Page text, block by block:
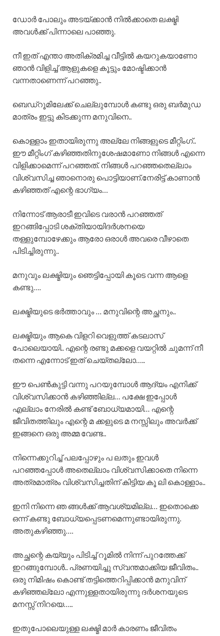
ഡോർ പോലും അടയ്ക്കാൻ നിൽക്കാതെ ലക്ഷ്മി
അവൾക്ക് പിന്നാലെ പാഞ്ഞു.
നീ ഇത് എന്താ അതിക്രമിച്ച വീട്ടിൽ കയറുകയാണോ
ഞാൻ വിളിച്ച് ആളുകളെ കൂട്ടും മോഷ്ടിക്കാൻ
വന്നതാണെന്ന് പറഞ്ഞു..
ബെഡ്റൂമിലേക്ക് ചെല്ലുമ്പോൾ കണ്ടു ഒരു ബർമുഡ
മാത്രം ഇട്ടു കിടക്കുന്ന മനുവിനെ..
കൊള്ളാം ഇതായിരുന്നു അല്ലേ നിങ്ങളുടെ മീറ്റിംഗ്..
ഈ മീറ്റിംഗ് കഴിഞ്ഞതിനുശേഷമാണോ നിങ്ങൾ എന്നെ
വിളിക്കാമെന്ന് പറഞ്ഞത്. നിങ്ങൾ പറഞ്ഞതെല്ലാം
വിശ്വസിച്ച ഞാനൊരു പൊട്ടിയാണ്.നേരിട്ട് കാണാൻ
കഴിഞ്ഞത് എന്റെ ഭാഗ്യം…
നിന്നോട് ആരാടീ ഇവിടെ വരാൻ പറഞ്ഞത്
ഇറങ്ങിപ്പോടി ശക്തിയായിദർശനയെ
തള്ളുമ്പോഴേക്കും ആരോ ഒരാൾ അവരെ വീഴാതെ
പിടിച്ചിരുന്നു..
മനുവും ലക്ഷ്മിയും ഞെട്ടിപ്പോയി കൂടെ വന്ന ആളെ
കണ്ടു….
ലക്ഷ്മിയുടെ ഭർത്താവും … മനുവിന്റെ അച്ഛനും..
ലക്ഷ്മിയും ആകെ വിളറി വെളുത്ത് കടലാസ്
പോലെയായി.. എന്റെ രണ്ടു മക്കളെ വയറ്റിൽ ചുമന്ന് നീ
തന്നെ എന്നോട് ഇത് ചെയ്തല്ലോ…..
ഈ പെൺകുട്ടി വന്നു പറയുമ്പോൾ ആദ്യം എനിക്ക്
വിശ്വസിക്കാൻ കഴിഞ്ഞില്ല… പക്ഷേ ഇപ്പോൾ
എല്ലാം നേരിൽ കണ്ട് ബോധ്യമായി… എന്റെ
ജീവിതത്തിലും എന്റെ മ ക്കളുടെ മ നസ്സിലും അവർക്ക്
ഇങ്ങനെ ഒരു അമ്മ വേണ്ട..
നിന്നെക്കുറിച്ച് പലപ്പോഴും പ ലതും ഇവൾ
പറഞ്ഞപ്പോൾ അതെല്ലാം വിശ്വസിക്കാതെ നിന്നെ
അത്രമാത്രം വിശ്വസിച്ചതിന് കിട്ടിയ കൂ ലി കൊള്ളാം..
ഇനി നിന്നെ ഞ ങ്ങൾക്ക് ആവശ്യമില്ല… ഇതൊക്കെ
ഒന്ന് കണ്ടു ബോധ്യപ്പെടണമെന്നുണ്ടായിരുന്നു.
അതുകഴിഞ്ഞു….
അച്ഛന്റെ കയ്യും പിടിച്ച് റൂമിൽ നിന്ന് പുറത്തേക്ക്
ഇറങ്ങുമ്പോൾ.. പ്രണയിച്ചു സ്വന്തമാക്കിയ ജീവിതം..
ഒരു നിമിഷം കൊണ്ട് തട്ടിത്തെറിപ്പിക്കാൻ മനുവിന്
കഴിഞ്ഞല്ലോ എന്നുള്ളതായിരുന്നു ദർശനയുടെ
മനസ്സ് നിറയെ…..
ഇതുപോലെയുള്ള ലക്ഷ്മി മാർ കാരണം ജീവിതം